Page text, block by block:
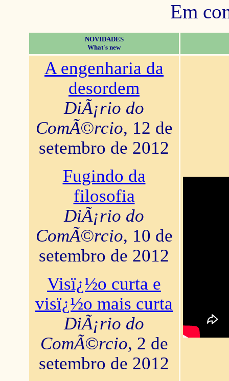
Em
NOVIDADES
What's new
A engenharia da
desordem
DiÃ¡rio do
ComÃ©rcio, 12 de
setembro de 2012
Fugindo da
filosofia
DiÃ¡rio do
ComÃ©rcio, 10 de
setembro de 2012
Visï¿½o curta e
visï¿½o mais curta
DiÃ¡rio do
ComÃ©rcio, 2 de
setembro de 2012